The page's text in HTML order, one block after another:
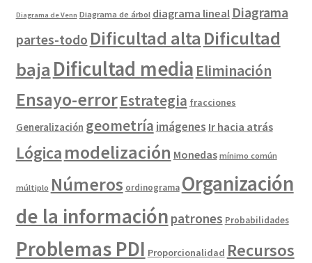
Diagrama de Venn Diagrama de árbol diagrama lineal Diagrama
partes-todo Dificultad alta Dificultad
baja Dificultad media Eliminación
Ensayo-errorEstrategia fracciones
Generalización geometría imágenes Ir hacia atrás
Lógica modelización Monedas mínimo común
múltiplo Números ordinograma Organización
de la información patrones Probabilidades
Problemas PDI Proporcionalidad Recursos